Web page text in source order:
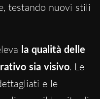
testando nuovi stili
la qualità delle
sia visivo. Le
e le